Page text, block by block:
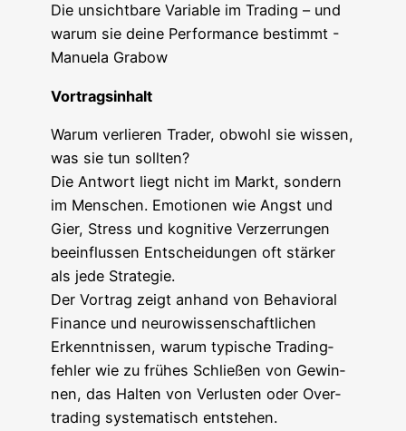
Die unsicht­ba­re Varia­ble im Tra­ding – und
war­um sie dei­ne Per­for­mance bestimmt -
Manue­la Grabow
Vor­trags­in­halt
War­um ver­lie­ren Trader, obwohl sie wis­sen,
was sie tun sollten?
Die Ant­wort liegt nicht im Markt, son­dern
im Men­schen. Emo­tio­nen wie Angst und
Gier, Stress und kogni­ti­ve Ver­zer­run­gen
beein­flus­sen Ent­schei­dun­gen oft stär­ker
als jede Strategie.
Der Vor­trag zeigt anhand von Beha­vi­oral
Finan­ce und neu­ro­wis­sen­schaft­li­chen
Erkennt­nis­sen, war­um typi­sche Tra­ding­
feh­ler wie zu frü­hes Schlie­ßen von Gewin­
nen, das Hal­ten von Ver­lus­ten oder Over­
tra­ding sys­te­ma­tisch entstehen.